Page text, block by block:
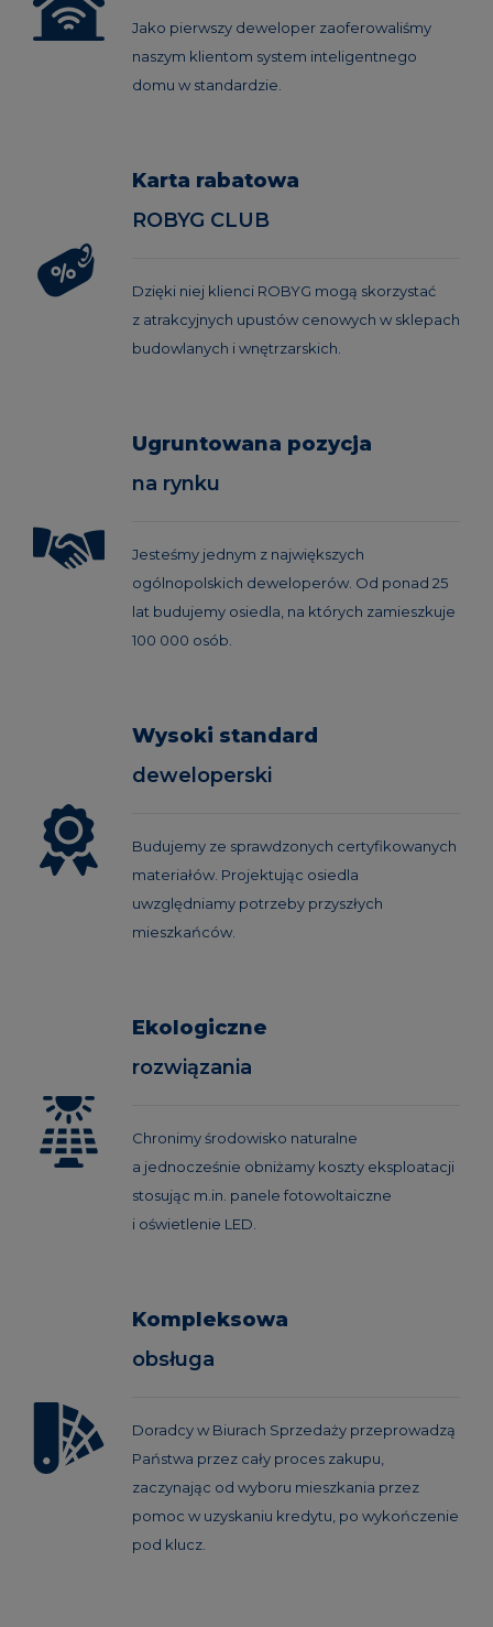
Jako pierwszy deweloper zaoferowaliśmy
naszym klientom system inteligentnego
domu w standardzie.
Karta rabatowa
ROBYG CLUB
Dzięki niej klienci ROBYG mogą skorzystać
z atrakcyjnych upustów cenowych w sklepach
budowlanych i wnętrzarskich.
Ugruntowana pozycja
na rynku
Jesteśmy jednym z największych
ogólnopolskich deweloperów. Od ponad 25
lat budujemy osiedla, na których zamieszkuje
100 000 osób.
Wysoki standard
deweloperski
Budujemy ze sprawdzonych certyfikowanych
materiałów. Projektując osiedla
uwzględniamy potrzeby przyszłych
mieszkańców.
Ekologiczne
rozwiązania
Chronimy środowisko naturalne
a jednocześnie obniżamy koszty eksploatacji
stosując m.in. panele fotowoltaiczne
i oświetlenie LED.
Kompleksowa
obsługa
Doradcy w Biurach Sprzedaży przeprowadzą
Państwa przez cały proces zakupu,
zaczynając od wyboru mieszkania przez
pomoc w uzyskaniu kredytu, po wykończenie
pod klucz.